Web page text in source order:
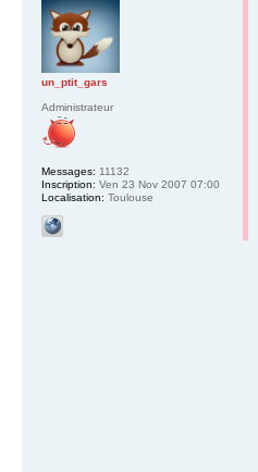
un_ptit_gars
Administrateur
Messages: 11132
Inscription: Ven 23 Nov 2007 07:00
Localisation: Toulouse